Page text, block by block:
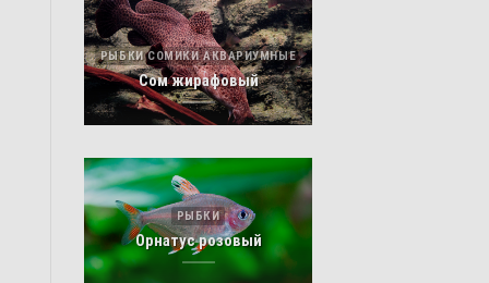
РЫБКИ СОМИКИ АКВАРИУМНЫЕ
Сом жирафовый
РЫБКИ
Орнатус розовый